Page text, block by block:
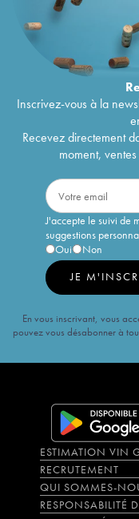
Inscrivez-vous à la
Recevez directement
moment,
J'accepte le suivi de
suggestions
Oui
Non
JE
En vous inscrivant, vous
pouvez vous désabonner à
ESTIMATION VIN
RECRUTEMENT
QUI SOMMES-
RESPONSABILITÉ